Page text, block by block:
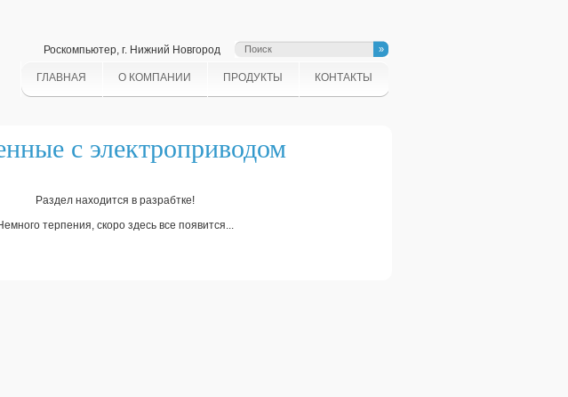
Роскомпьютер, г. Нижний Новгород
ГЛАВНАЯ О КОМПАНИИ ПРОДУКТЫ КОНТАКТЫ
с электроприводом
Раздел находится в разрабтке!
терпения, скоро здесь все появится...